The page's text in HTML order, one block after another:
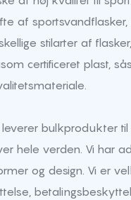
af
stilarter af
certificeret plast,
bulkprodukter
hele verden. Vi har
og design. Vi er